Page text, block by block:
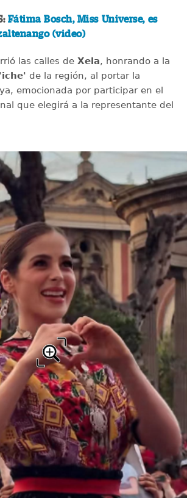
Fátima Bosch, Miss Universe, es
(video)
las calles deXela, honrando a la
de la región, al portar la
emocionada por participar en el
que elegirá a la representante del